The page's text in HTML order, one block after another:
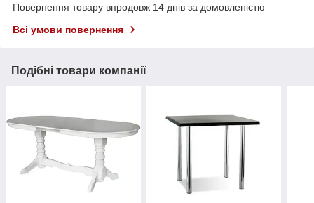
Повернення товару впродовж 14 днів за домовленістю
Всі умови повернення
Подібні товари компанії